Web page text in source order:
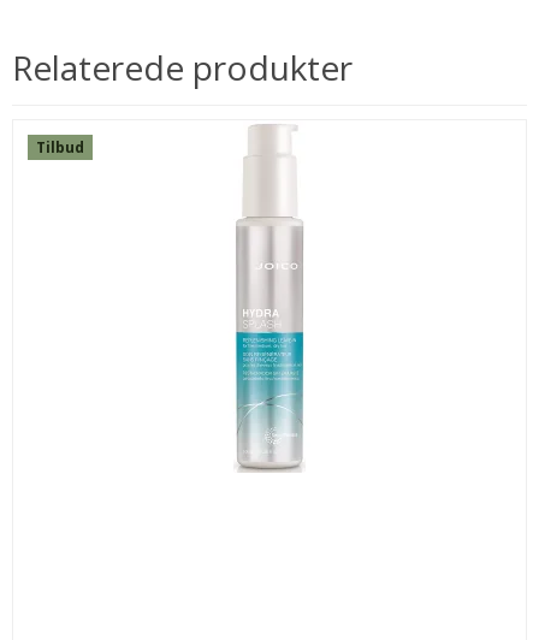
Relaterede produkter
Tilbud